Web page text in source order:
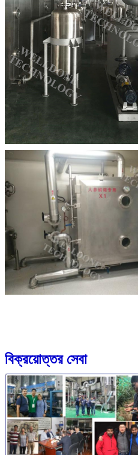
বিক্রয়োত্তর সেবা